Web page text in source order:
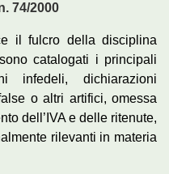
74/2000
il fulcro della disciplina
catalogati i principali
infedeli, dichiarazioni
o altri artifici, omessa
dell’IVA e delle ritenute,
rilevanti in materia